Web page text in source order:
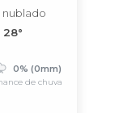
28°
0% (0mm)
de chuva